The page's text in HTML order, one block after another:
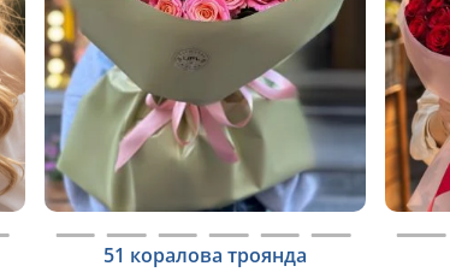
51 коралова троянда